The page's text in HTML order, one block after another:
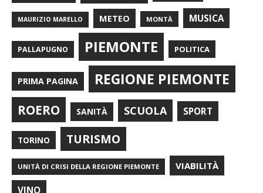
MAURIZIO MARELLO METEO MONTÀ MUSICA
PALLAPUGNO PIEMONTE POLITICA
PRIMA PAGINA REGIONE PIEMONTE
ROERO SANITÀ SCUOLA SPORT
TORINO TURISMO
UNITÀ DI CRISI DELLA REGIONE PIEMONTE VIABILITÀ
VINO